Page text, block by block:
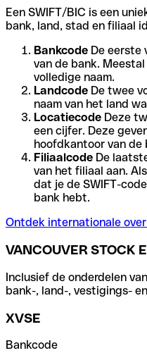
Een SWIFT/BIC is een
bank, land, stad en filiaal
Bankcode De eerste
van de bank.
volledige naam.
Landcode De twee
naam van het land
Locatiecode Deze
een cijfer. Deze
hoofdkantoor van de
Filiaalcode De
van het filiaal aan.
dat je de SWIFT-
bank hebt.
Ontdek internationale
VANCOUVER STOCK
Inclusief de onderdelen
bank-, land-, vestigings-
XVSE
Bankcode